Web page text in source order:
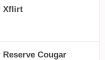
Xflirt
Cougar